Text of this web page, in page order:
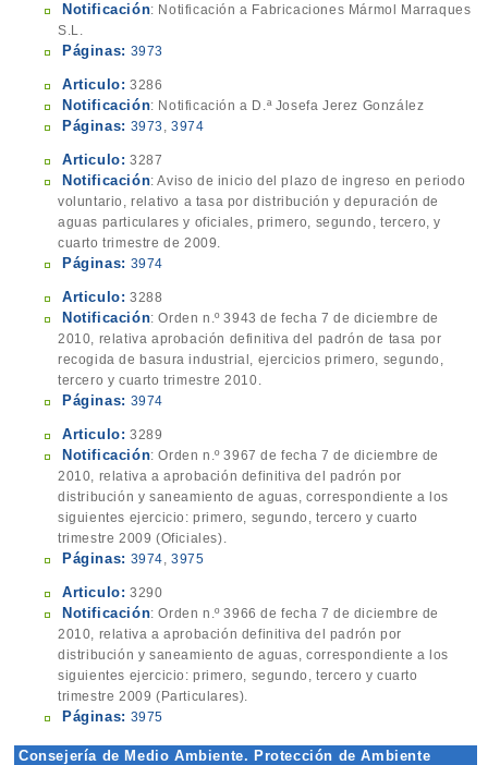
Notificación: Notificación a Fabricaciones Mármol Marraques
S.L.
Páginas: 3973
Articulo: 3286
Notificación: Notificación a D.ª Josefa Jerez González
Páginas: 3973 ,3974
Articulo: 3287
Notificación: Aviso de inicio del plazo de ingreso en periodo
voluntario, relativo a tasa por distribución y depuración de
aguas particulares y oficiales, primero, segundo, tercero, y
cuarto trimestre de 2009.
Páginas: 3974
Articulo: 3288
Notificación: Orden n.º 3943 de fecha 7 de diciembre de
2010, relativa aprobación definitiva del padrón de tasa por
recogida de basura industrial, ejercicios primero, segundo,
tercero y cuarto trimestre 2010.
Páginas: 3974
Articulo: 3289
Notificación: Orden n.º 3967 de fecha 7 de diciembre de
2010, relativa a aprobación definitiva del padrón por
distribución y saneamiento de aguas, correspondiente a los
siguientes ejercicio: primero, segundo, tercero y cuarto
trimestre 2009 (Oficiales).
Páginas: 3974,3975
Articulo: 3290
Notificación: Orden n.º 3966 de fecha 7 de diciembre de
2010, relativa a aprobación definitiva del padrón por
distribución y saneamiento de aguas, correspondiente a los
siguientes ejercicio: primero, segundo, tercero y cuarto
trimestre 2009 (Particulares).
Páginas: 3975
Consejería de Medio Ambiente. Protección de Ambiente